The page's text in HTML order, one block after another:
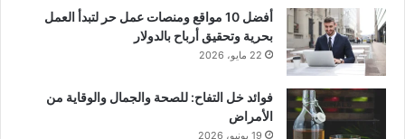
أفضل 10 مواقع ومنصات عمل حر لتبدأ العمل
بحرية وتحقيق أرباح بالدولار
22 مايو، 2026
فوائد خل التفاح: للصحة والجمال والوقاية من
الأمراض
19 يونيو، 2026